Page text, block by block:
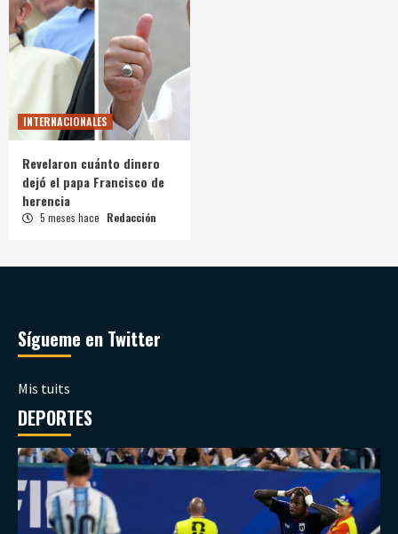
INTERNACIONALES
Revelaron cuánto dinero
dejó el papa Francisco de
herencia
5 meses hace Redacción
Sígueme en Twitter
Mis tuits
DEPORTES